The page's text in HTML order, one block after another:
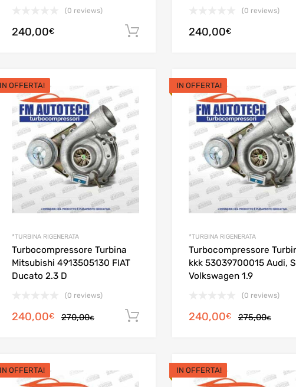
(0 reviews)
240,00€ Aggiungi al carrello
(0 reviews)
240,00€
IN OFFERTA!
*TURBINA RIGENERATA
Turbocompressore Turbina
Mitsubishi 4913505130 FIAT
Ducato 2.3 D
(0 reviews)
270,00€Il
270,00€.
240,00€
Il
240,00€.
Aggiungi al carrello
IN OFFERTA!
*TURBINA RIGENERATA
Turbocompressore
kkk 53039700015 Audi,
Volkswagen 1.9
(0 reviews)
275,00€Il
240,00€
Il
IN OFFERTA! IN OFFERTA!